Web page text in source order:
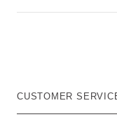
CUSTOMER